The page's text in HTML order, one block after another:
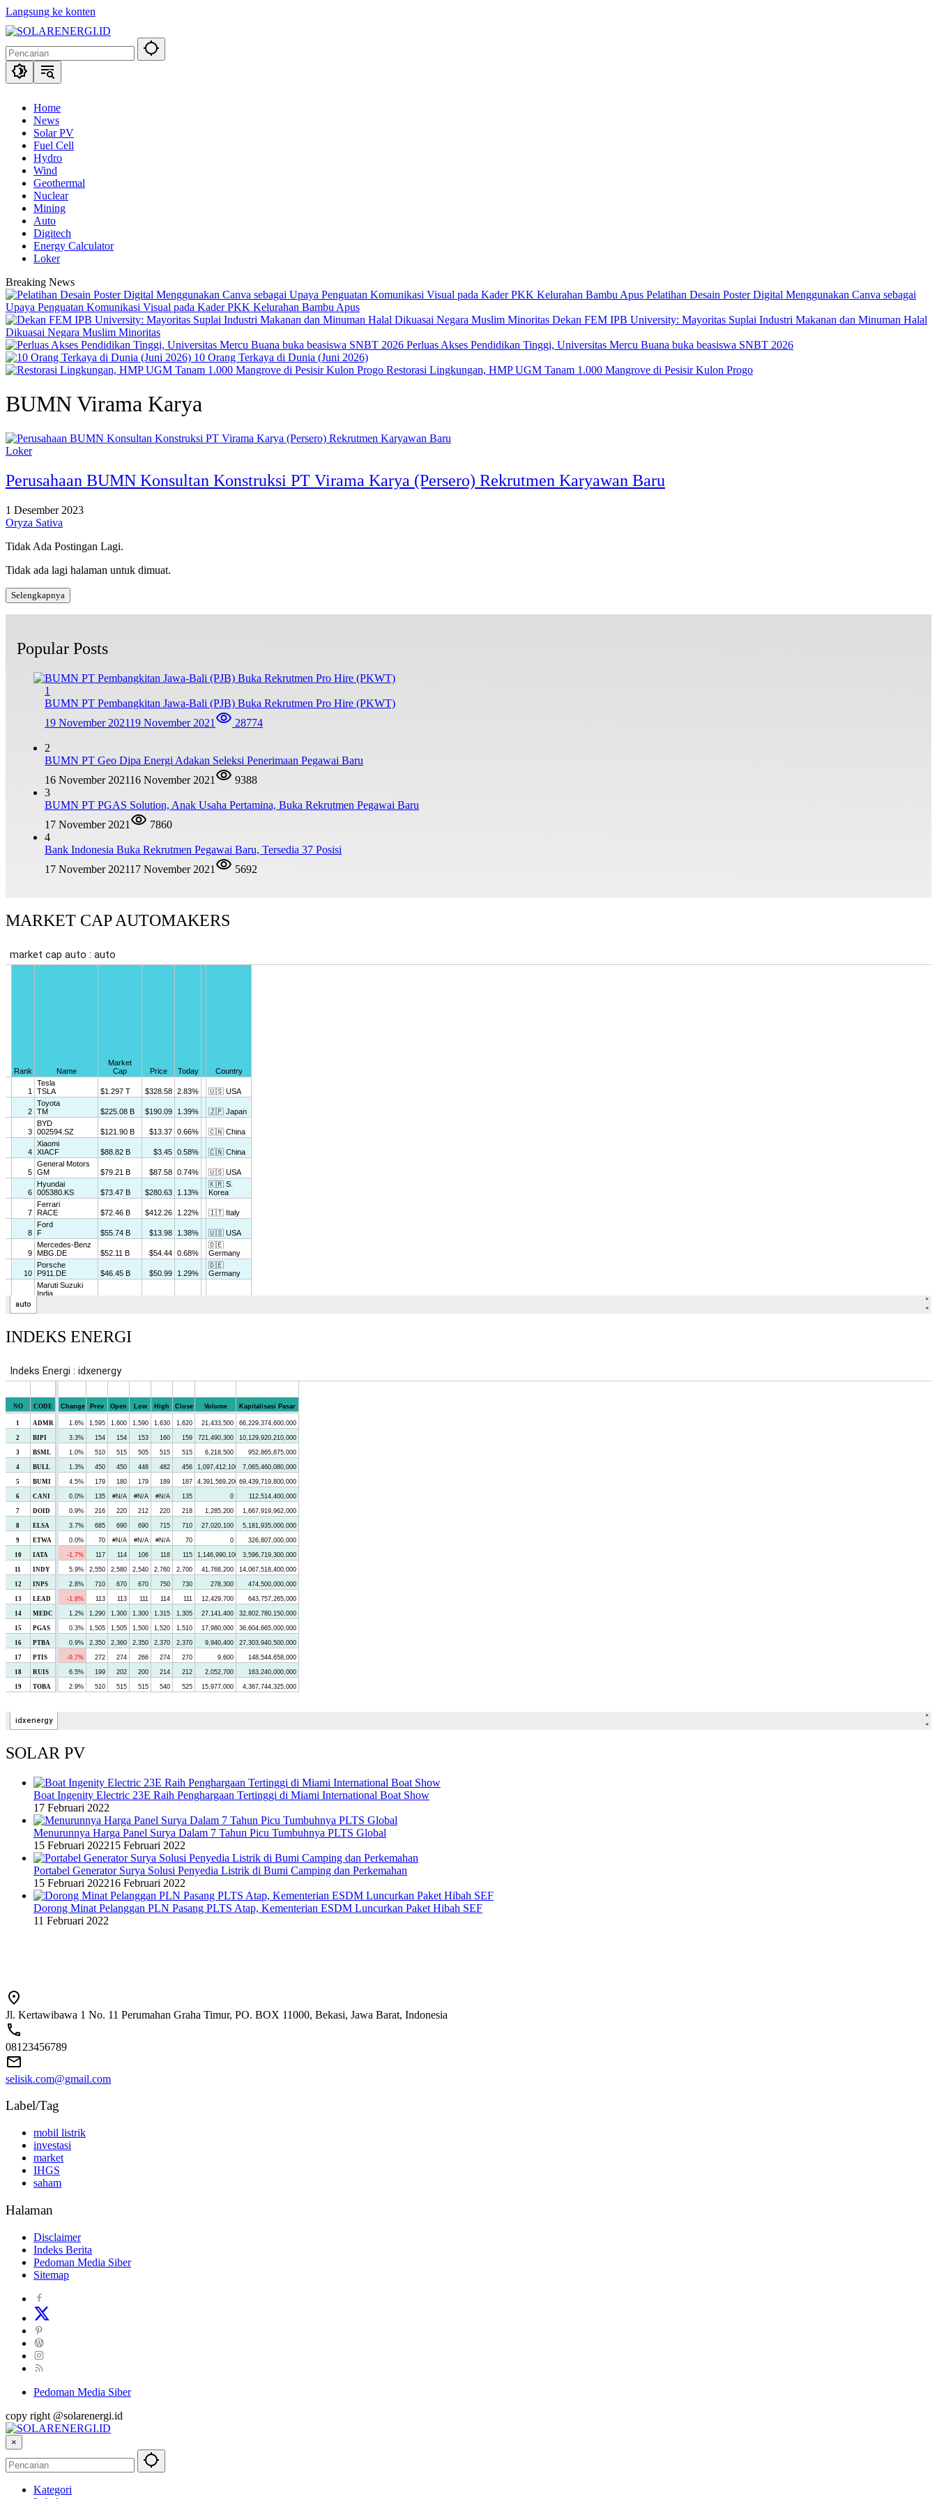
Langsung ke konten
Home
News
Solar PV
Fuel Cell
Hydro
Wind
Geothermal
Nuclear
Mining
Auto
Digitech
Energy Calculator
Loker
Breaking News
Pelatihan Desain Poster Digital Menggunakan Canva sebagai
Upaya Penguatan Komunikasi Visual pada Kader PKK Kelurahan Bambu Apus
Dekan FEM IPB University: Mayoritas Suplai Industri Makanan dan Minuman Halal
Dikuasai Negara Muslim Minoritas
Perluas Akses Pendidikan Tinggi, Universitas Mercu Buana buka beasiswa SNBT 2026
10 Orang Terkaya di Dunia (Juni 2026)
Restorasi Lingkungan, HMP UGM Tanam 1.000 Mangrove di Pesisir Kulon Progo
BUMN Virama Karya
Loker
Perusahaan BUMN Konsultan Konstruksi PT Virama Karya (Persero) Rekrutmen Karyawan Baru
1 Desember 2023
Oryza Sativa
Tidak Ada Postingan Lagi.
Tidak ada lagi halaman untuk dimuat.
Selengkapnya
Popular Posts
1
BUMN PT Pembangkitan Jawa-Bali (PJB) Buka Rekrutmen Pro Hire (PKWT)
19 November 202119 November 2021 28774
2
BUMN PT Geo Dipa Energi Adakan Seleksi Penerimaan Pegawai Baru
16 November 202116 November 2021
9388
3
BUMN PT PGAS Solution, Anak Usaha Pertamina, Buka Rekrutmen Pegawai Baru
17 November 2021
7860
4
Bank Indonesia Buka Rekrutmen Pegawai Baru, Tersedia 37 Posisi
17 November 202117 November 2021 5692
MARKET CAP AUTOMAKERS
INDEKS ENERGI
SOLAR PV
Boat Ingenity Electric 23E Raih Penghargaan Tertinggi di Miami International Boat Show
17 Februari 2022
Menurunnya Harga Panel Surya Dalam 7 Tahun Picu Tumbuhnya PLTS Global
15 Februari 202215 Februari 2022
Portabel Generator Surya Solusi Penyedia Listrik di Bumi Camping dan Perkemahan
15 Februari 202216 Februari 2022
Dorong Minat Pelanggan PLN Pasang PLTS Atap, Kementerian ESDM Luncurkan Paket Hibah SEF
11 Februari 2022
Jl. Kertawibawa 1 No. 11 Perumahan Graha Timur, PO. BOX 11000, Bekasi, Jawa Barat, Indonesia
08123456789
selisik.com@gmail.com
Label/Tag
mobil listrik
investasi
market
IHGS
saham
Halaman
Disclaimer
Indeks Berita
Pedoman Media Siber
Sitemap
Pedoman Media Siber
copy right @solarenergi.id
×
Kategori